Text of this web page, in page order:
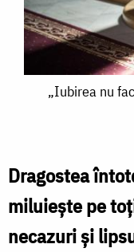
„Iubirea
rău
aproapelui​
”
„Iubirea nu
Dragostea
miluiește pe
necazuri și